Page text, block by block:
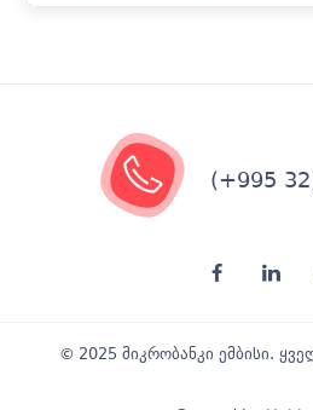
(+995
© 2025 მიკრობანკი ემბისი.